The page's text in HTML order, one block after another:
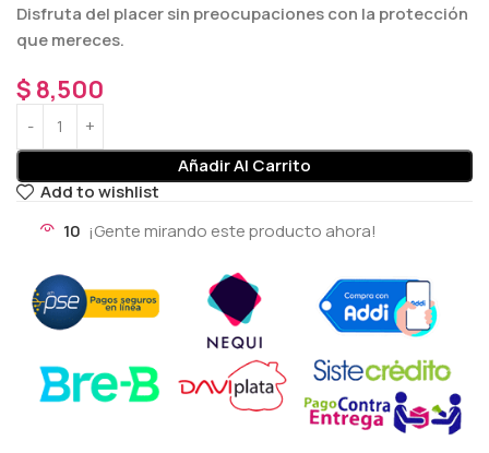
Disfruta del placer sin preocupaciones con la protección
que mereces.
$ 8,500
Añadir Al Carrito
Add to wishlist
10 ¡Gente mirando este producto ahora!